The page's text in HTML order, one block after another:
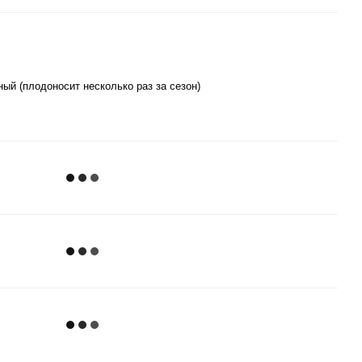
(плодоносит несколько раз за сезон)